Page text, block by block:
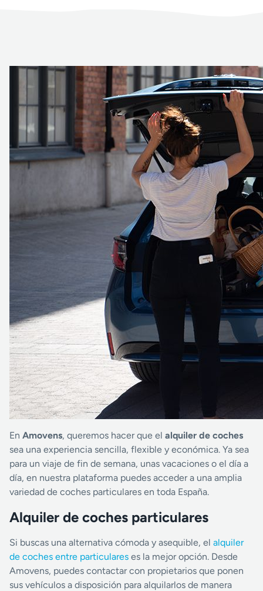
En Amovens, queremos hacer que el alquiler de coches
sea una experiencia sencilla, flexible y económica. Ya sea
para un viaje de fin de semana, unas vacaciones o el día a
día, en nuestra plataforma puedes acceder a una amplia
variedad de coches particulares en toda España.
Alquiler de coches particulares
Si buscas una alternativa cómoda y asequible, el alquiler
de coches entre particulares es la mejor opción. Desde
Amovens, puedes contactar con propietarios que ponen
sus vehículos a disposición para alquilarlos de manera